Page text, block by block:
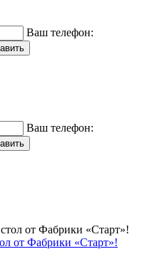
Ваш телефон:
Ваш телефон:
от Фабрики «Старт»!